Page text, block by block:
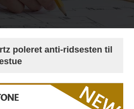
poleret anti-ridsesten til